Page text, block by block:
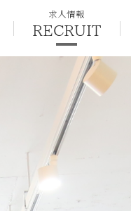
求人情報
RECRUIT